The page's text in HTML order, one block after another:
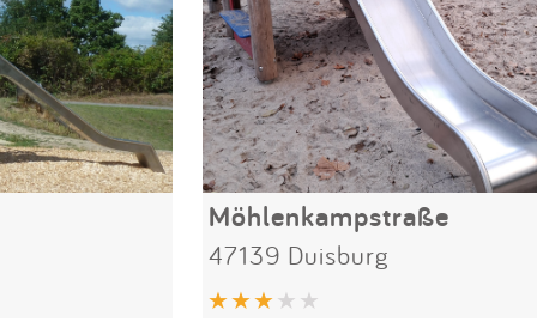
Möhlenkampstraße
47139 Duisburg